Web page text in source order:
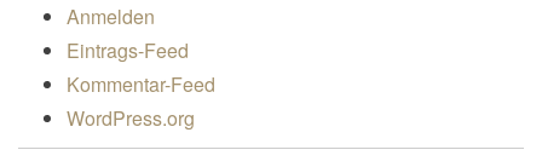
Anmelden
Eintrags-Feed
Kommentar-Feed
WordPress.org